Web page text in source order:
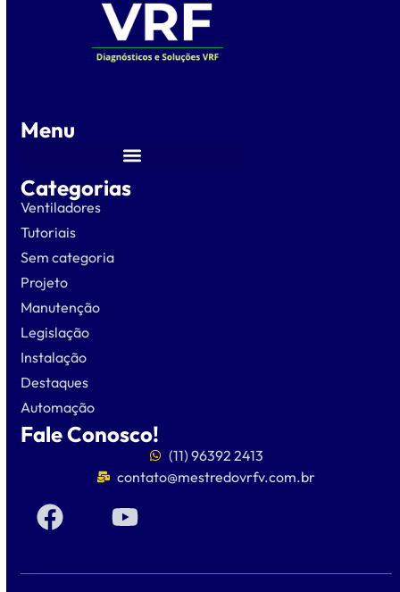
Menu
Categorias
Ventiladores
Tutoriais
Sem categoria
Projeto
Manutenção
Legislação
Instalação
Destaques
Automação
Fale Conosco!
(11) 96392 2413
contato@mestredovrfv.com.br